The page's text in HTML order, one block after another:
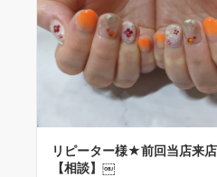
リピーター様★前回当店来
【相談】￼